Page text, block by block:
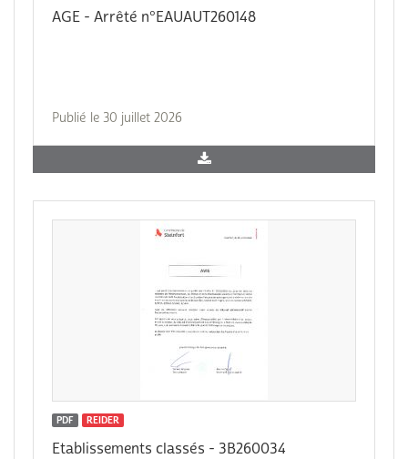
AGE - Arrêté n°EAUAUT260148
Publié le 30 juillet 2026
PDF REIDER
Etablissements classés - 3B260034